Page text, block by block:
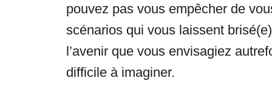
pouvez pas vous empêcher de
scénarios qui vous laissent
l’avenir que vous envisagiez
difficile à imaginer.